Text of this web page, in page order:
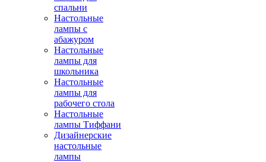
спальни
Настольные
лампы с
абажуром
Настольные
лампы для
школьника
Настольные
лампы для
рабочего стола
Настольные
лампы Тиффани
Дизайнерские
настольные
лампы